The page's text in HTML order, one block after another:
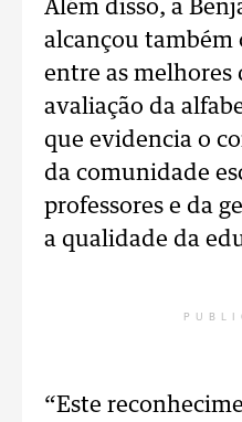
Além disso, a
alcançou também
entre as melhores
avaliação da
que evidencia o
da comunidade
professores e da
a qualidade da
“Este